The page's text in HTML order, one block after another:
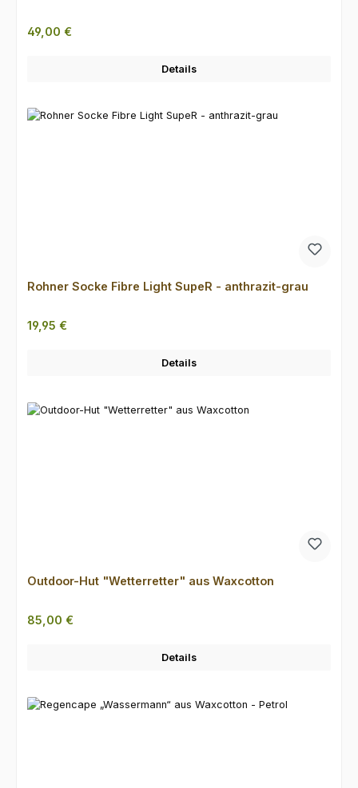
Regulärer Preis:
49,00 €
Details
Rohner Socke Fibre Light SupeR - anthrazit-grau
Regulärer Preis:
19,95 €
Details
Outdoor-Hut "Wetterretter" aus Waxcotton
Regulärer Preis:
85,00 €
Details